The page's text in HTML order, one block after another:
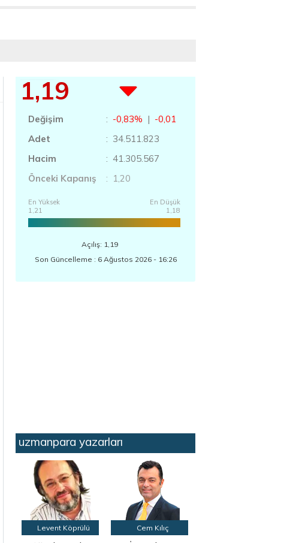
1,19
Değişim : -0,83% | -0,01
Adet
: 34.511.823
Hacim
: 41.305.567
Önceki Kapanış
: 1,20
En Yüksek
1,21
En Düşük
1,18
Açılış: 1,19
Son Güncelleme : 6 Ağustos 2026 - 16:26
uzmanpara yazarları
Levent Köprülü Cem Kılıç